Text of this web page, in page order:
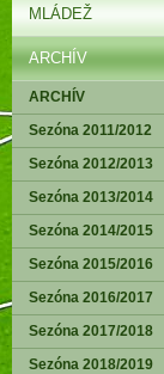
► V
MLÁDEŽ
ARCHÍV
ARCHÍV
Sezóna 2011/2012
Sezóna 2012/2013
Sezóna 2013/2014
Sezóna 2014/2015
Sezóna 2015/2016
Sezóna 2016/2017
Sezóna 2017/2018
Sezóna 2018/2019